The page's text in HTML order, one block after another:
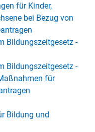
für Kinder,
bei Bezug von
Bildungszeitgesetz -
Bildungszeitgesetz -
für
Bildung und